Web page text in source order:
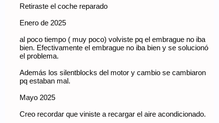
Retiraste el coche reparado
Enero de 2025
al poco tiempo ( muy poco) volviste pq el embrague no iba
bien. Efectivamente el embrague no iba bien y se solucionó
el problema.
Además los silentblocks del motor y cambio se cambiaron
pq estaban mal.
Mayo 2025
Creo recordar que viniste a recargar el aire acondicionado.